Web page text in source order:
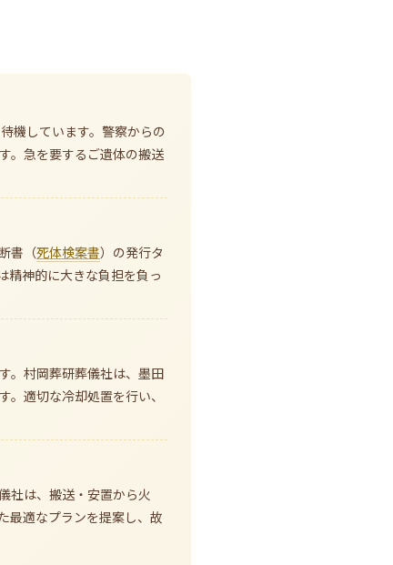
機しています。警察からの
。急を要するご遺体の搬送
書（死体検案書）の発行タ
精神的に大きな負担を負っ
。村岡葬研葬儀社は、墨田
適切な冷却処置を行い、
社は、搬送・安置から火
最適なプランを提案し、故